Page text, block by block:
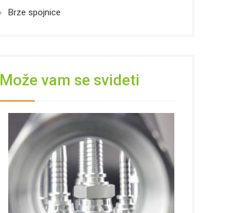
Brze spojnice
Može vam se svideti